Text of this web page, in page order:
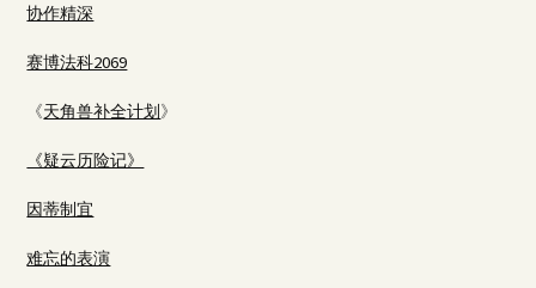
协作精深
赛博法科2069
《天角兽补全计划》
《疑云历险记》
因蒂制宜
难忘的表演